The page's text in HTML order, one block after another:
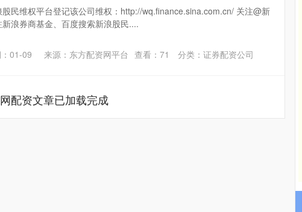
民维权平台登记该公司维权：http://wq.finance.sina.com.cn/ 关注@新
浪券商基金、百度搜索新浪股民....
01-09 来源：东方配资网平台 查看： 71 分类： 证券配资公司
配资文章已加载完成